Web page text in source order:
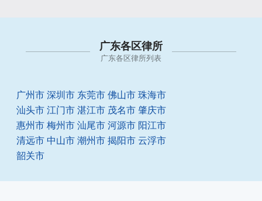
广东各区律所
广东各区律所列表
广州市 深圳市 东莞市 佛山市 珠海市
汕头市 江门市 湛江市 茂名市 肇庆市
惠州市 梅州市 汕尾市 河源市 阳江市
清远市 中山市 潮州市 揭阳市 云浮市
韶关市